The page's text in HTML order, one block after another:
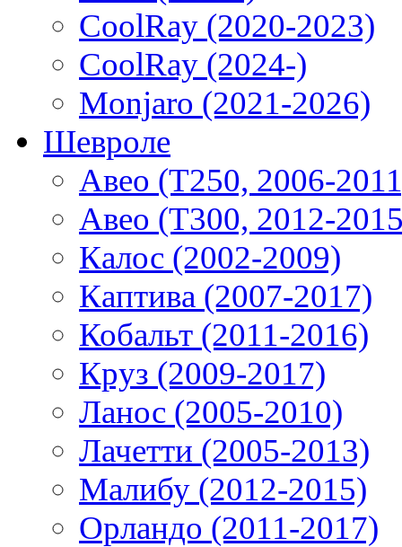
CoolRay (2020-2023)
CoolRay (2024-)
Monjaro (2021-2026)
Шевроле
Авео (T250, 2006-
Авео (T300, 2012-
Калос (2002-2009)
Каптива (2007-2017)
Кобальт (2011-2016)
Круз (2009-2017)
Ланос (2005-2010)
Лачетти (2005-2013)
Малибу (2012-2015)
Орландо (2011-2017)